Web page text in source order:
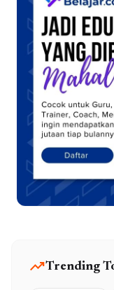
trending_upTrending